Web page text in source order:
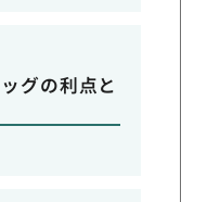
グの利点と